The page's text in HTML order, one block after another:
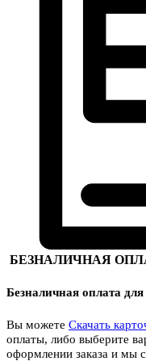
БЕЗНАЛИЧНАЯ
Безналичная оплата
Вы можете Скачать
оплаты, либо выберите
оформлении заказа и мы